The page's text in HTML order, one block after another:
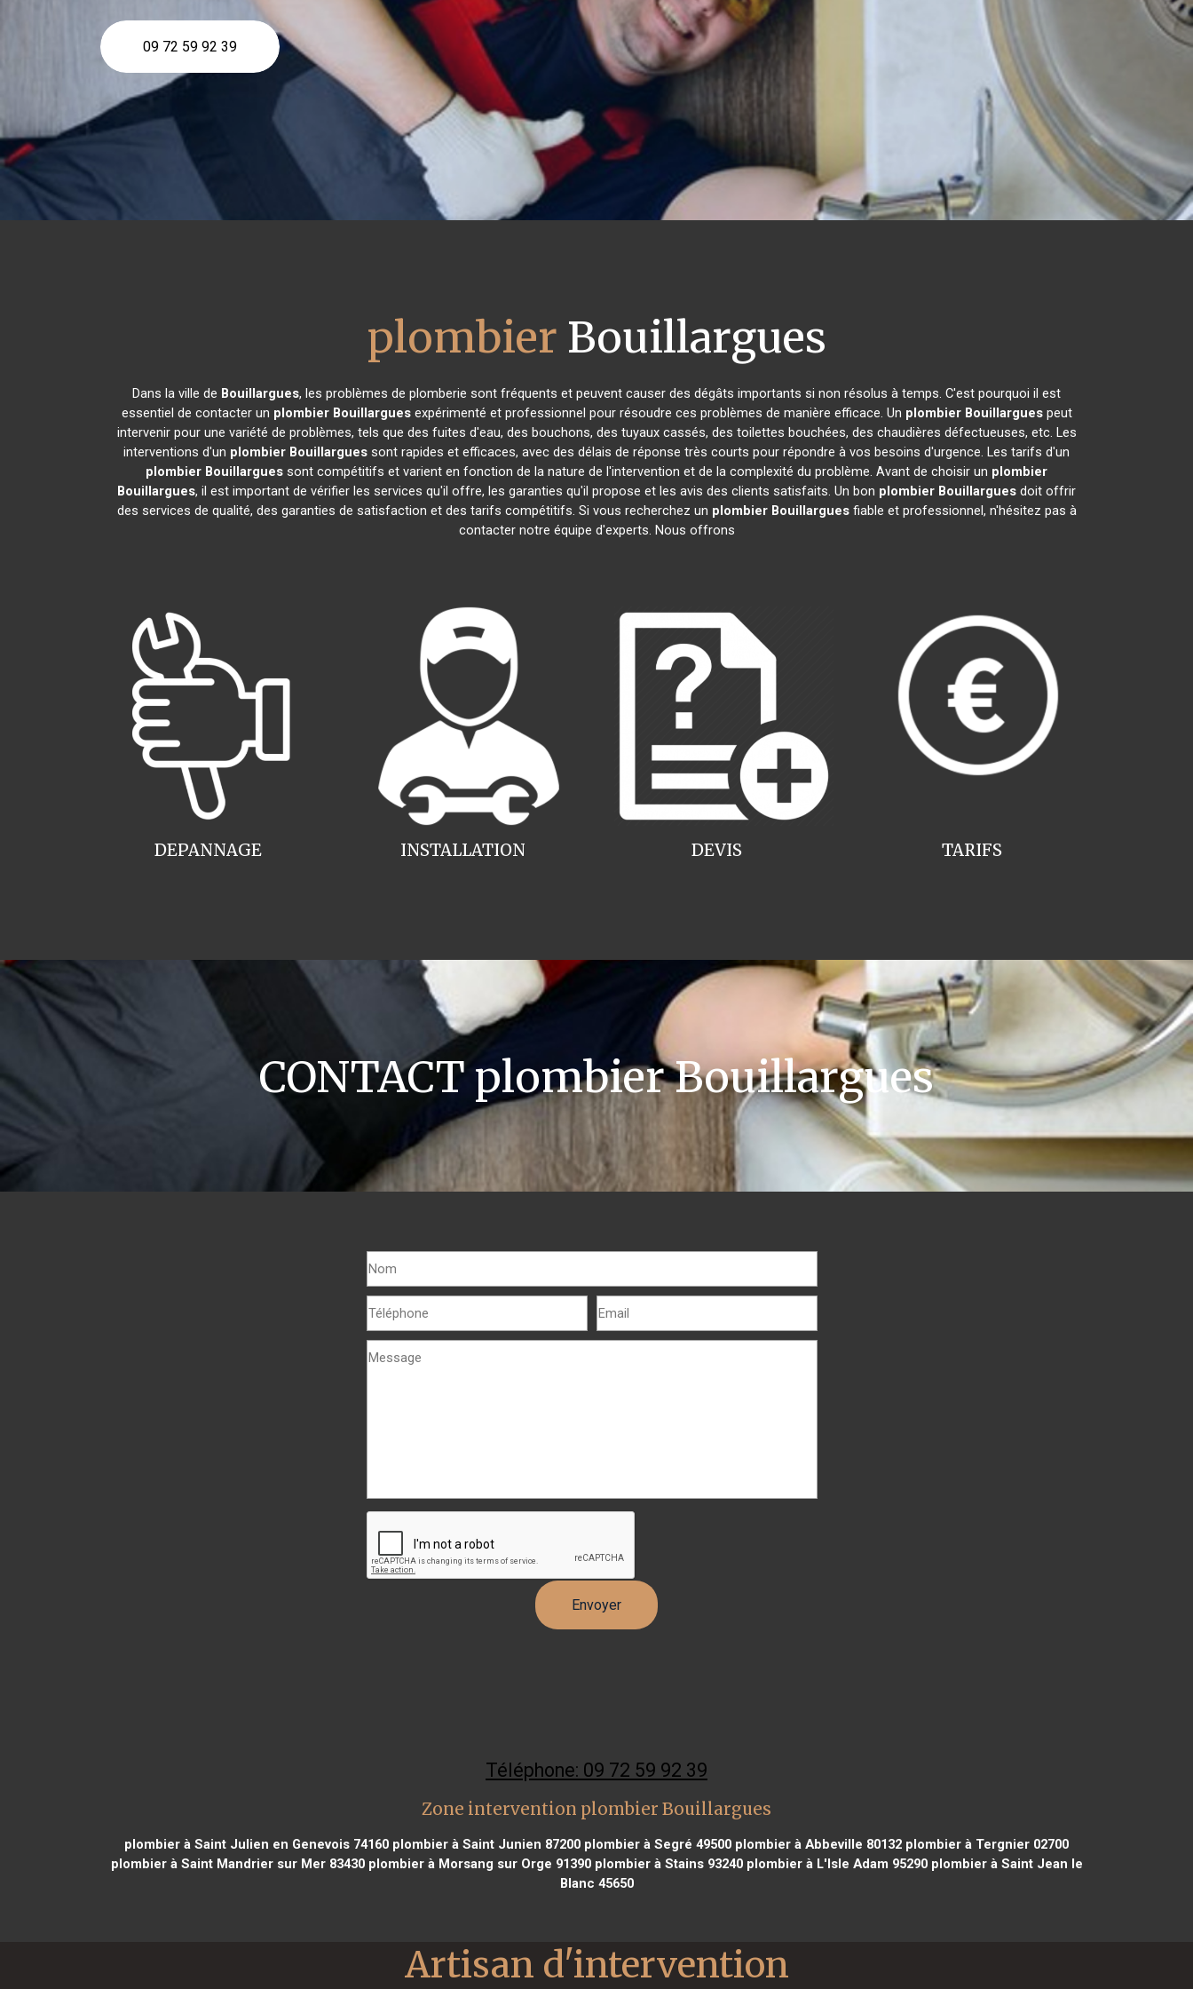
09 72 59 92 39
plombier Bouillargues
Dans la ville de Bouillargues, les problèmes de plomberie sont fréquents et peuvent causer des dégâts importants si non résolus à temps. C'est pourquoi il est
essentiel de contacter un plombier Bouillarguesexpérimenté et professionnel pour résoudre ces problèmes de manière efficace. Un plombier Bouillarguespeut
intervenir pour une variété de problèmes, tels que des fuites d'eau, des bouchons, des tuyaux cassés, des toilettes bouchées, des chaudières défectueuses, etc. Les
interventions d'un plombier Bouillargues sont rapides et efficaces, avec des délais de réponse très courts pour répondre à vos besoins d'urgence. Les tarifs d'un
plombier Bouillargues sont compétitifs et varient en fonction de la nature de l'intervention et de la complexité du problème. Avant de choisir un plombier
Bouillargues, il est important de vérifier les services qu'il offre, les garanties qu'il propose et les avis des clients satisfaits. Un bon plombier Bouillargues doit offrir
des services de qualité, des garanties de satisfaction et des tarifs compétitifs. Si vous recherchez un plombier Bouillarguesfiable et professionnel, n'hésitez pas à
contacter notre équipe d'experts. Nous offrons
INSTALLATION
DEPANNAGE TARIFS
DEVIS
CONTACT plombier Bouillargues
Téléphone: 09 72 59 92 39
Zone intervention plombier Bouillargues
plombier à Saint Julien en Genevois 74160 plombier à Saint Junien 87200 plombier à Segré 49500 plombier à Abbeville 80132 plombier à Tergnier 02700
plombier à Saint Mandrier sur Mer 83430plombier à Morsang sur Orge 91390plombier à Stains 93240plombier à L'Isle Adam 95290plombier à Saint Jean le
Blanc 45650
Artisan d'intervention